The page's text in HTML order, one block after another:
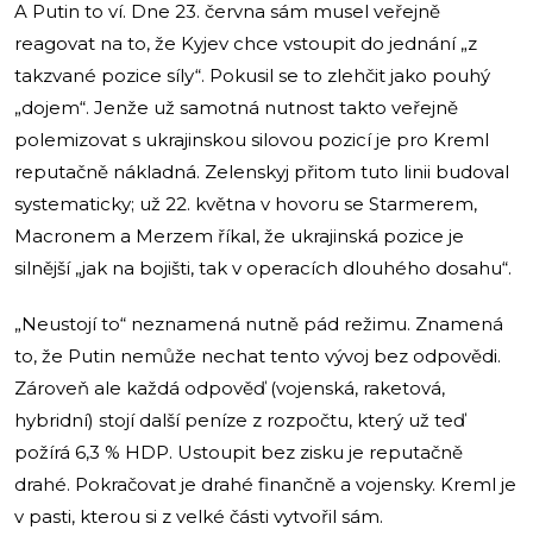
A Putin to ví. Dne 23. června sám musel veřejně
reagovat na to, že Kyjev chce vstoupit do jednání „z
takzvané pozice síly“. Pokusil se to zlehčit jako pouhý
„dojem“. Jenže už samotná nutnost takto veřejně
polemizovat s ukrajinskou silovou pozicí je pro Kreml
reputačně nákladná. Zelenskyj přitom tuto linii budoval
systematicky; už 22. května v hovoru se Starmerem,
Macronem a Merzem říkal, že ukrajinská pozice je
silnější „jak na bojišti, tak v operacích dlouhého dosahu“.
„Neustojí to“ neznamená nutně pád režimu. Znamená
to, že Putin nemůže nechat tento vývoj bez odpovědi.
Zároveň ale každá odpověď (vojenská, raketová,
hybridní) stojí další peníze z rozpočtu, který už teď
požírá 6,3 % HDP. Ustoupit bez zisku je reputačně
drahé. Pokračovat je drahé finančně a vojensky. Kreml je
v pasti, kterou si z velké části vytvořil sám.